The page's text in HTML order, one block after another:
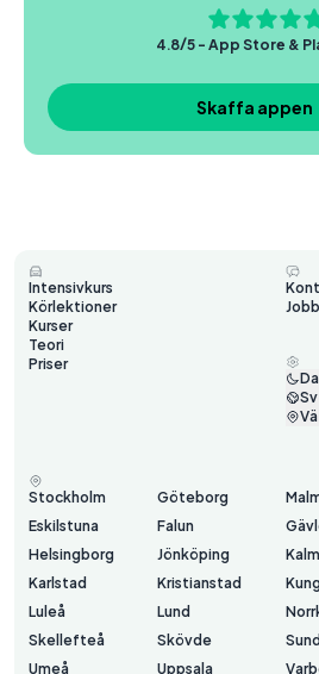
4.8/5 - App Store &
Skaffa appen
Intensivkurs
Körlektioner
Kurser
Teori
Priser
Stockholm Göteborg
Eskilstuna
Falun
Helsingborg
Jönköping
Karlstad
Kristianstad
Luleå
Lund
Skellefteå
Skövde
Umeå
Uppsala